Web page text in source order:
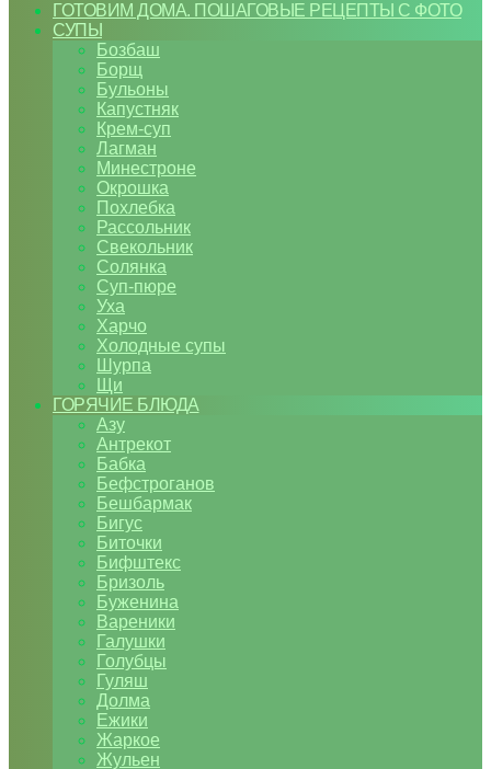
ГОТОВИМ ДОМА. ПОШАГОВЫЕ РЕЦЕПТЫ С ФОТО
СУПЫ
Бозбаш
Борщ
Бульоны
Капустняк
Крем-суп
Лагман
Минестроне
Окрошка
Похлебка
Рассольник
Свекольник
Солянка
Суп-пюре
Уха
Харчо
Холодные супы
Шурпа
Щи
ГОРЯЧИЕ БЛЮДА
Азу
Антрекот
Бабка
Бефстроганов
Бешбармак
Бигус
Биточки
Бифштекс
Бризоль
Буженина
Вареники
Галушки
Голубцы
Гуляш
Долма
Ежики
Жаркое
Жульен